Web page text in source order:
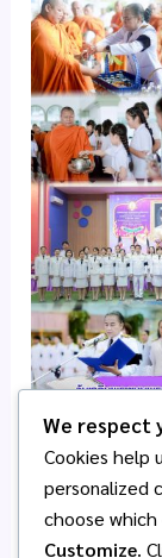
We respect
Cookies help
personalized
choose
Customize.